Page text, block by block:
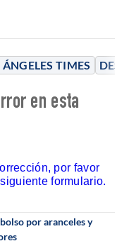
ÁNGELES TIMES
en esta
por favor
formulario.
por aranceles y